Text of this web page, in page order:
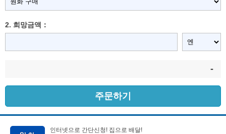
2. 희망금액：
-
주문하기
인터넷으로 간단신청! 집으로 배달!